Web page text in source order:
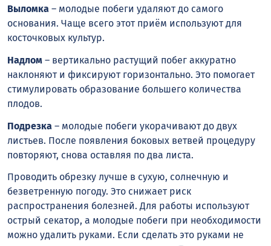
Выломка – молодые побеги удаляют до самого
основания. Чаще всего этот приём используют для
косточковых культур.
Надлом – вертикально растущий побег аккуратно
наклоняют и фиксируют горизонтально. Это помогает
стимулировать образование большего количества
плодов.
Подрезка – молодые побеги укорачивают до двух
листьев. После появления боковых ветвей процедуру
повторяют, снова оставляя по два листа.
Проводить обрезку лучше в сухую, солнечную и
безветренную погоду. Это снижает риск
распространения болезней. Для работы используют
острый секатор, а молодые побеги при необходимости
можно удалить руками. Если сделать это руками не